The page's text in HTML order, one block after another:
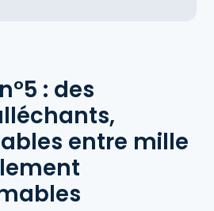
: des
entre mille